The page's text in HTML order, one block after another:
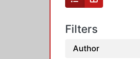
Filters
Author